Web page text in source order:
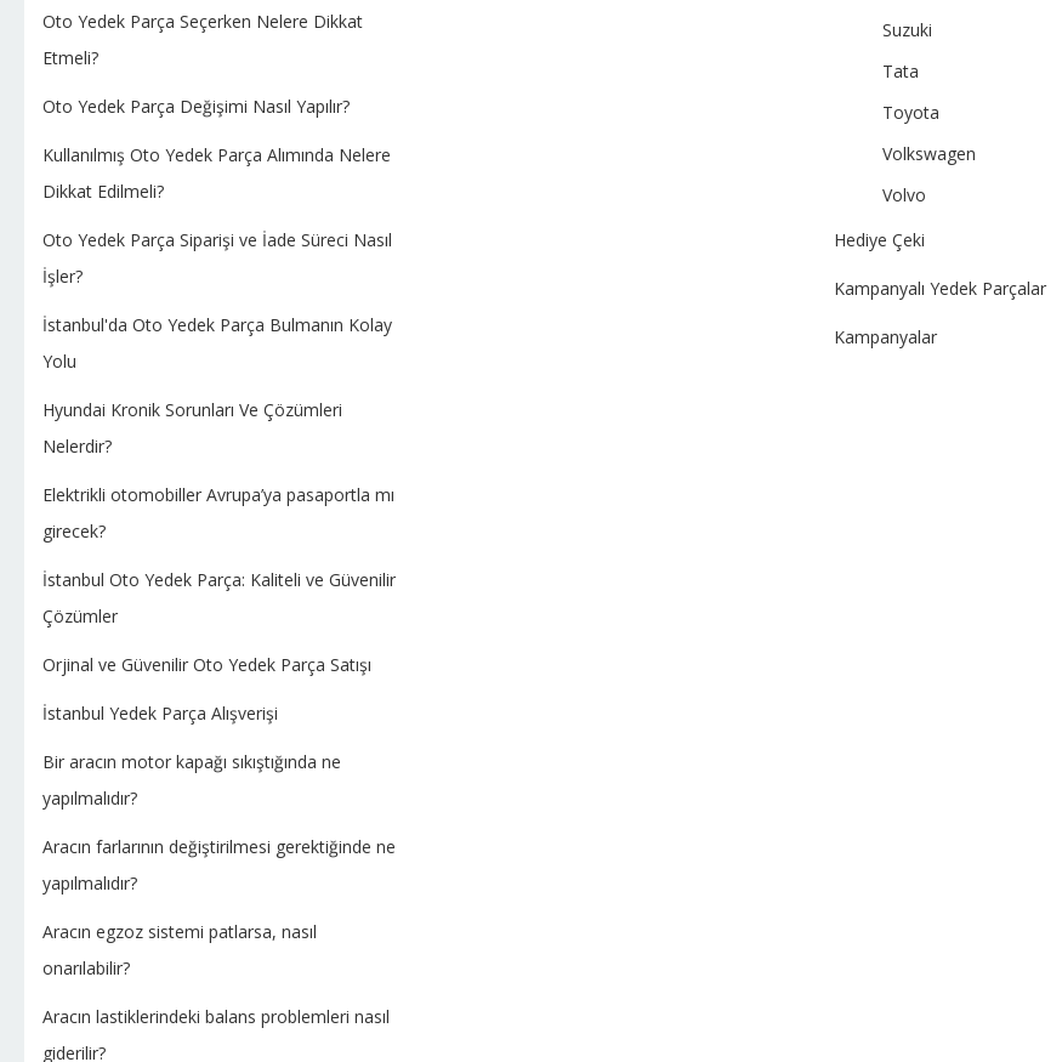
Oto Yedek Parça Seçerken Nelere Dikkat
Etmeli?
Oto Yedek Parça Değişimi Nasıl Yapılır?
Kullanılmış Oto Yedek Parça Alımında Nelere
Dikkat Edilmeli?
Oto Yedek Parça Siparişi ve İade Süreci Nasıl
İşler?
İstanbul'da Oto Yedek Parça Bulmanın Kolay
Yolu
Hyundai Kronik Sorunları Ve Çözümleri
Nelerdir?
Elektrikli otomobiller Avrupa’ya pasaportla mı
girecek?
İstanbul Oto Yedek Parça: Kaliteli ve Güvenilir
Çözümler
Orjinal ve Güvenilir Oto Yedek Parça Satışı
İstanbul Yedek Parça Alışverişi
Bir aracın motor kapağı sıkıştığında ne
yapılmalıdır?
Aracın farlarının değiştirilmesi gerektiğinde ne
yapılmalıdır?
Aracın egzoz sistemi patlarsa, nasıl
onarılabilir?
Aracın lastiklerindeki balans problemleri nasıl
giderilir?
Suzuki
Tata
Toyota
Volkswagen
Volvo
Hediye Çeki
Kampanyalı Yedek Parçalar
Kampanyalar